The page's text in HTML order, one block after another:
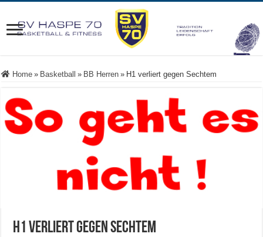
Home » Basketball » BB Herren » H1 verliert gegen Sechtem
H1 verliert gegen Sechtem